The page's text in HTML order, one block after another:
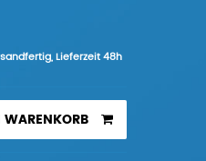
Lieferzeit 48h